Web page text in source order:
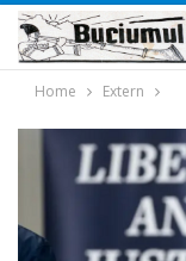
Home Extern